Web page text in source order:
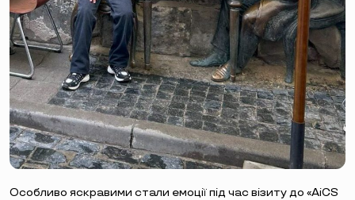
Особливо яскравими стали емоції під час візиту до «AiCS